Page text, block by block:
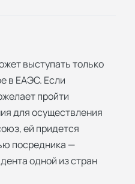
выступать только
в ЕАЭС. Если
пройти
для осуществления
ей придется
посредника —
одной из стран